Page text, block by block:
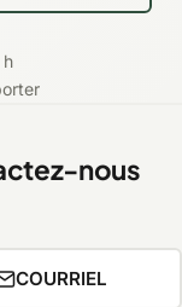
h
nous
COURRIEL